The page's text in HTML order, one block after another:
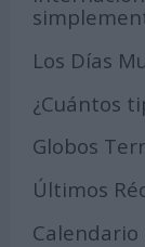
Los Días
¿Cuántos
Globos
Últimos
Calendario